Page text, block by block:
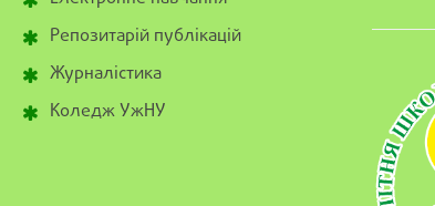
Репозитарій публікацій
Журналістика
Коледж УжНУ